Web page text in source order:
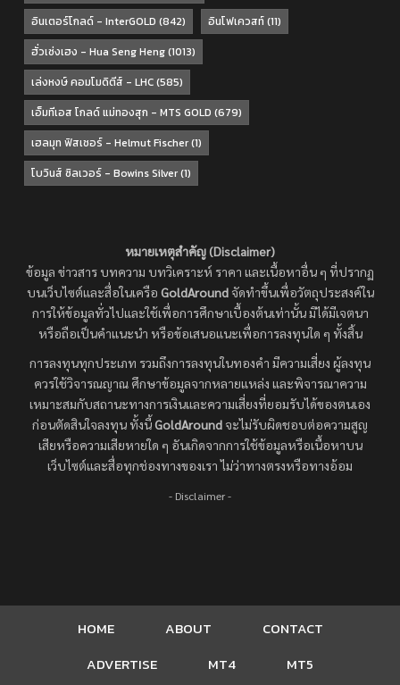
อินเตอร์โกลด์ - InterGOLD (842) อินโฟเควสท์(11)
ฮั่วเซ่งเฮง - Hua Seng Heng(1013)
เล่งหงษ์ คอมโมดิตีส์ - LHC(585)
เอ็มทีเอส โกลด์ แม่ทองสุก - MTS GOLD (679)
เฮลมุท ฟิสเชอร์ - Helmut Fischer(1)
โบวินส์ ซิลเวอร์ - Bowins Silver(1)
หมายเหตุสำคัญ (Disclaimer)
ข้อมูล ข่าวสาร บทความ บทวิเคราะห์ ราคา และเนื้อหาอื่น ๆ ที่ปรากฏ
บนเว็บไซต์และสื่อในเครือ GoldAroundจัดทำขึ้นเพื่อวัตถุประสงค์ใน
การให้ข้อมูลทั่วไปและใช้เพื่อการศึกษาเบื้องต้นเท่านั้น มิได้มีเจตนา
หรือถือเป็นคำแนะนำ หรือข้อเสนอแนะเพื่อการลงทุนใด ๆ ทั้งสิ้น
การลงทุนทุกประเภท รวมถึงการลงทุนในทองคำ มีความเสี่ยง ผู้ลงทุน
ควรใช้วิจารณญาณ ศึกษาข้อมูลจากหลายแหล่ง และพิจารณาความ
เหมาะสมกับสถานะทางการเงินและความเสี่ยงที่ยอมรับได้ของตนเอง
ก่อนตัดสินใจลงทุน ทั้งนี้GoldAround จะไม่รับผิดชอบต่อความสูญ
เสียหรือความเสียหายใด ๆ อันเกิดจากการใช้ข้อมูลหรือเนื้อหาบน
เว็บไซต์และสื่อทุกช่องทางของเรา ไม่ว่าทางตรงหรือทางอ้อม
- Disclaimer -
HOME ABOUT
CONTACT
ADVERTISE
MT4 MT5